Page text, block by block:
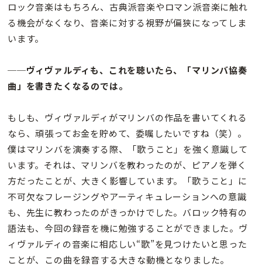
ロック音楽はもちろん、古典派音楽やロマン派音楽に触れ
る機会がなくなり、音楽に対する視野が偏狭になってしま
います。
──ヴィヴァルディも、これを聴いたら、「マリンバ協奏
曲」を書きたくなるのでは。
もしも、ヴィヴァルディがマリンバの作品を書いてくれる
なら、頑張ってお金を貯めて、委嘱したいですね（笑）。
僕はマリンバを演奏する際、「歌うこと」を強く意識して
います。それは、マリンバを教わったのが、ピアノを弾く
方だったことが、大きく影響しています。「歌うこと」に
不可欠なフレージングやアーティキュレーションへの意識
も、先生に教わったのがきっかけでした。バロック特有の
語法も、今回の録音を機に勉強することができました。ヴ
ィヴァルディの音楽に相応しい“歌”を見つけたいと思った
ことが、この曲を録音する大きな動機となりました。